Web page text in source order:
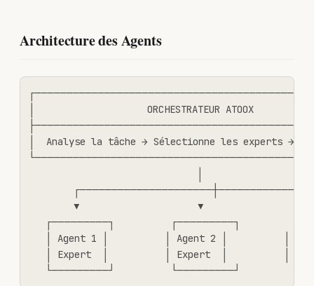
Architecture des Agents
│                    ORCHESTRATEUR ATOOX
│  Analyse la tâche → Sélectionne les experts →
▼                     ▼
┌─────────┐          ┌─────────┐
│ Agent 1 │          │ Agent 2 │          │
│ Expert  │          │ Expert  │          │
└─────────┘          └─────────┘